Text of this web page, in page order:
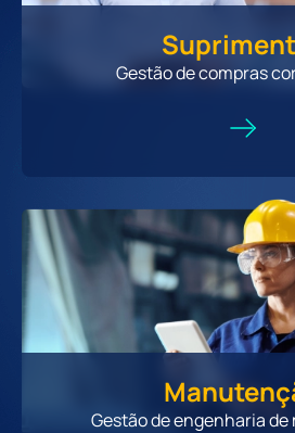
Gestão de compras
Gestão de engenharia